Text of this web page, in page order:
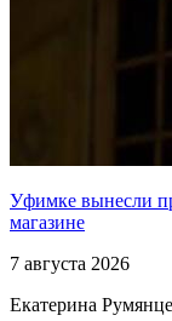
Уфимке вынесли
магазине
7 августа 2026
Екатерина